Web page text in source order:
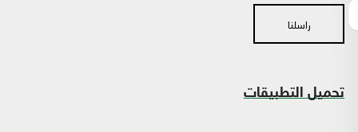
راسلنا
تحميل التطبيقات